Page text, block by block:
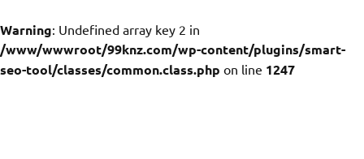
Warning: Undefined array key 2 in
/www/wwwroot/99knz.com/wp-content/plugins/smart-
seo-tool/classes/common.class.php on line 1247